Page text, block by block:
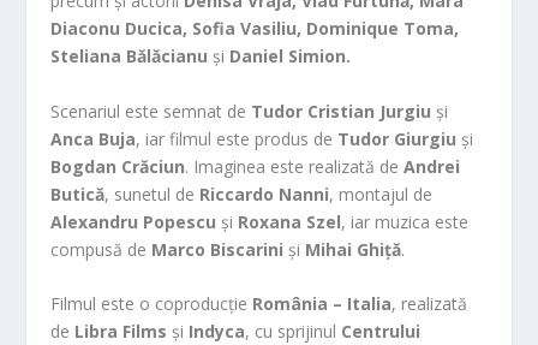
Diaconu Ducica, Sofia Vasiliu, Dominique Toma,
Steliana Bălăcianu și Daniel Simion.
Scenariul este semnat de Tudor Cristian Jurgiu și
Anca Buja, iar filmul este produs de Tudor Giurgiu și
Bogdan Crăciun. Imaginea este realizată deAndrei
Butică, sunetul de Riccardo Nanni, montajul de
Alexandru Popescu și Roxana Szel, iar muzica este
compusă de Marco Biscarini și Mihai Ghiță.
Filmul este o coproducție România – Italia, realizată
de Libra Films și Indyca, cu sprijinul Centrului